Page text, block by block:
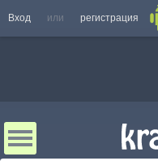
Вход или регистрация